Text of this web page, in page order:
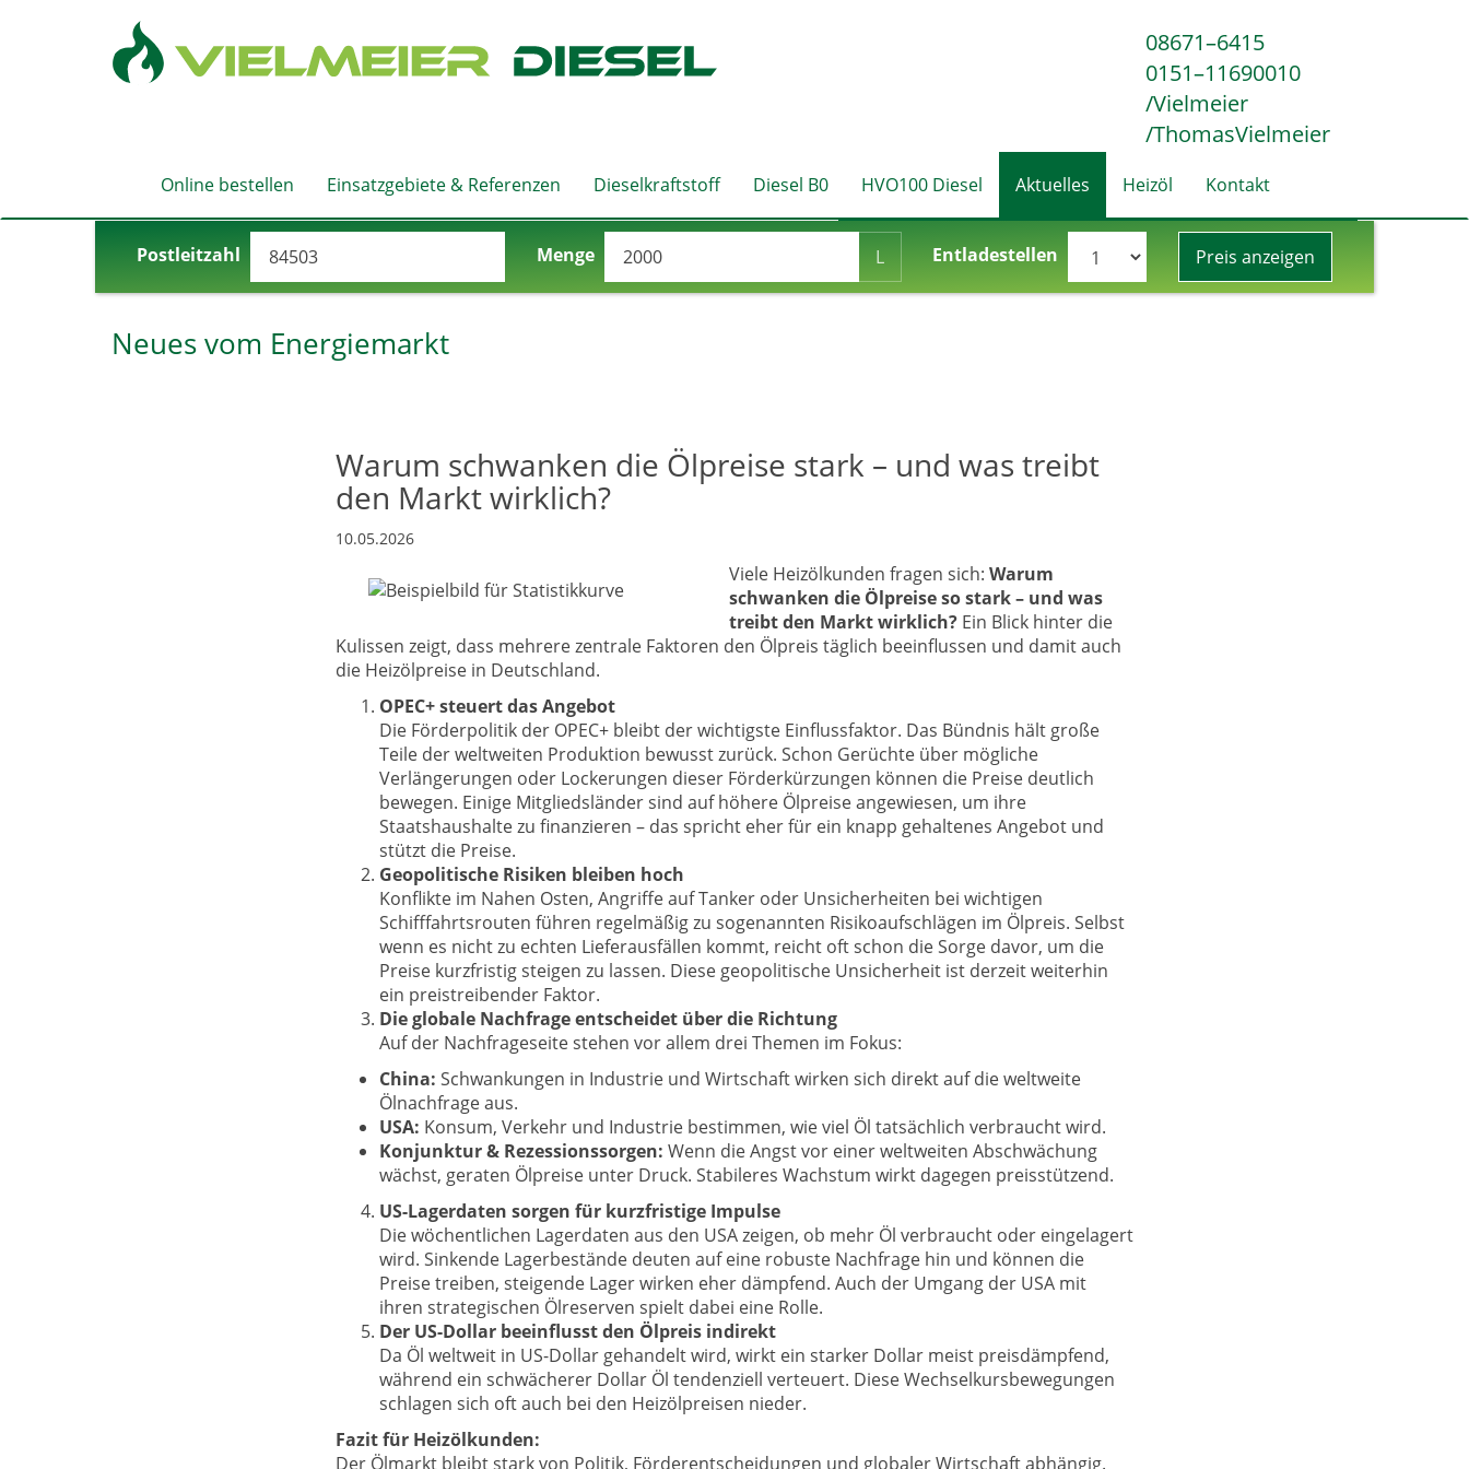
08671–6415
0151–11690010
/Vielmeier
/ThomasVielmeier
Online bestellen Einsatzgebiete & Referenzen Dieselkraftstoff Diesel B0 HVO100 Diesel Aktuelles Heizöl Kontakt
Postleitzahl Menge L Entladestellen Preis anzeigen
Neues vom Energiemarkt
Warum schwanken die Ölpreise stark – und was treibt
den Markt wirklich?
10.05.2026
Viele Heizölkunden fragen sich: Warum
schwanken die Ölpreise so stark – und was
treibt den Markt wirklich? Ein Blick hinter die
Kulissen zeigt, dass mehrere zentrale Faktoren den Ölpreis täglich beeinflussen und damit auch
die Heizölpreise in Deutschland.
OPEC+ steuert das Angebot
Die Förderpolitik der OPEC+ bleibt der wichtigste Einflussfaktor. Das Bündnis hält große
Teile der weltweiten Produktion bewusst zurück. Schon Gerüchte über mögliche
Verlängerungen oder Lockerungen dieser Förderkürzungen können die Preise deutlich
bewegen. Einige Mitgliedsländer sind auf höhere Ölpreise angewiesen, um ihre
Staatshaushalte zu finanzieren – das spricht eher für ein knapp gehaltenes Angebot und
stützt die Preise.
Geopolitische Risiken bleiben hoch
Konflikte im Nahen Osten, Angriffe auf Tanker oder Unsicherheiten bei wichtigen
Schifffahrtsrouten führen regelmäßig zu sogenannten Risikoaufschlägen im Ölpreis. Selbst
wenn es nicht zu echten Lieferausfällen kommt, reicht oft schon die Sorge davor, um die
Preise kurzfristig steigen zu lassen. Diese geopolitische Unsicherheit ist derzeit weiterhin
ein preistreibender Faktor.
Die globale Nachfrage entscheidet über die Richtung
Auf der Nachfrageseite stehen vor allem drei Themen im Fokus:
China: Schwankungen in Industrie und Wirtschaft wirken sich direkt auf die weltweite
Ölnachfrage aus.
USA: Konsum, Verkehr und Industrie bestimmen, wie viel Öl tatsächlich verbraucht wird.
Konjunktur & Rezessionssorgen: Wenn die Angst vor einer weltweiten Abschwächung
wächst, geraten Ölpreise unter Druck. Stabileres Wachstum wirkt dagegen preisstützend.
US-Lagerdaten sorgen für kurzfristige Impulse
Die wöchentlichen Lagerdaten aus den USA zeigen, ob mehr Öl verbraucht oder eingelagert
wird. Sinkende Lagerbestände deuten auf eine robuste Nachfrage hin und können die
Preise treiben, steigende Lager wirken eher dämpfend. Auch der Umgang der USA mit
ihren strategischen Ölreserven spielt dabei eine Rolle.
Der US-Dollar beeinflusst den Ölpreis indirekt
Da Öl weltweit in US-Dollar gehandelt wird, wirkt ein starker Dollar meist preisdämpfend,
während ein schwächerer Dollar Öl tendenziell verteuert. Diese Wechselkursbewegungen
schlagen sich oft auch bei den Heizölpreisen nieder.
Fazit für Heizölkunden:
Der Ölmarkt bleibt stark von Politik, Förderentscheidungen und globaler Wirtschaft abhängig.